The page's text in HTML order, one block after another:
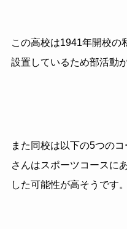
この高校は1941年開校の
設置しているため部活動
また同校は以下の5つの
さんはスポーツコースに
した可能性が高そうです。